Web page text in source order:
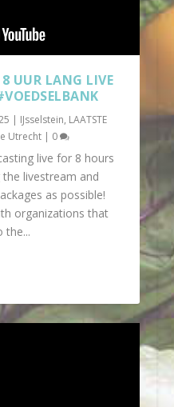
UUR LANG LIVE
| IJsselstein, LAATSTE
Utrecht| 0
live for 8 hours
livestream and
as possible!
organizations that
the...